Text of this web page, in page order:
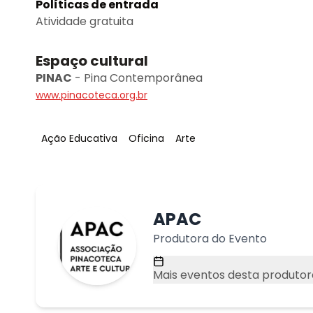
Políticas de entrada
Atividade gratuita
Espaço cultural
PINAC - Pina Contemporânea
www.pinacoteca.org.br
Tag:
Ação Educativa Tag:
Oficina Tag:
Arte
APAC
Produtora do Evento
Mais eventos desta